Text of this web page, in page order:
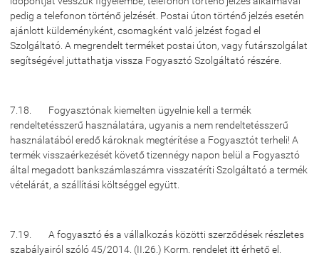
pedig a telefonon történő jelzését. Postai úton történő jelzés esetén
ajánlott küldeményként, csomagként való jelzést fogad el
Szolgáltató. A megrendelt terméket postai úton, vagy futárszolgálat
segítségével juttathatja vissza Fogyasztó Szolgáltató részére.
7.18. Fogyasztónak kiemelten ügyelnie kell a termék
rendeltetésszerű használatára, ugyanis a nem rendeltetésszerű
használatából eredő károknak megtérítése a Fogyasztót terheli! A
termék visszaérkezését követő tizennégy napon belül a Fogyasztó
által megadott bankszámlaszámra visszatéríti Szolgáltató a termék
vételárát, a szállítási költséggel együtt.
7.19. A fogyasztó és a vállalkozás közötti szerződések részletes
szabályairól szóló 45/2014. (II.26.) Korm. rendelet itt érhető el.